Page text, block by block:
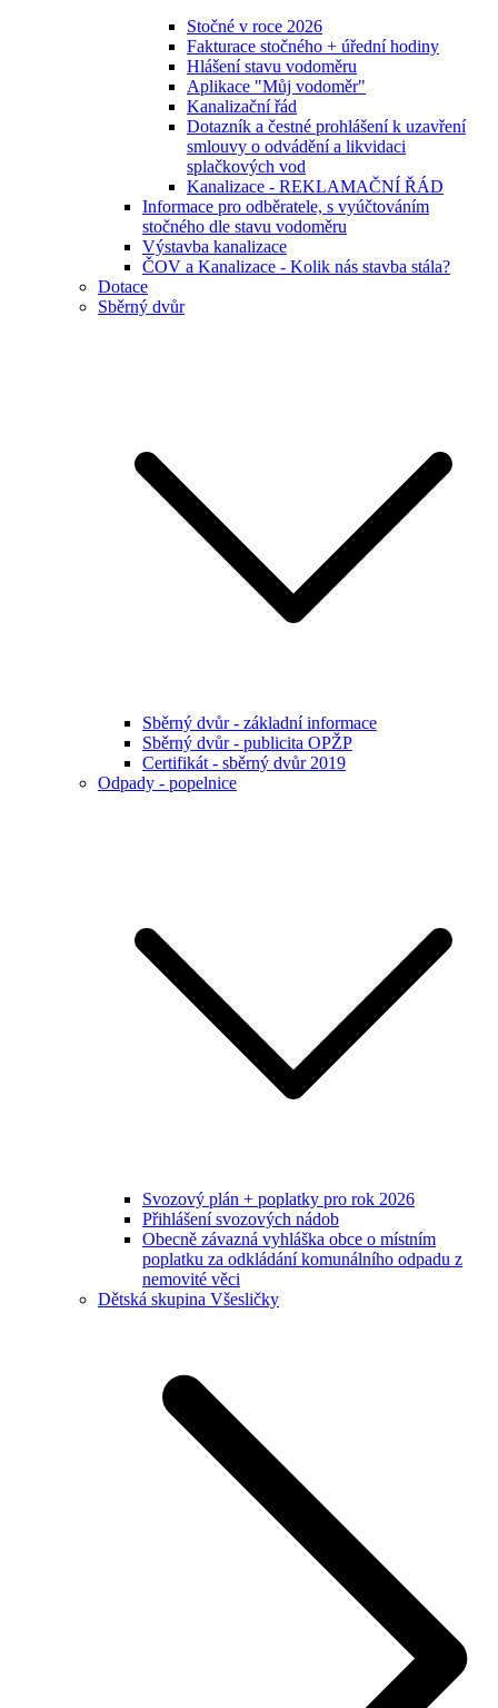
Stočné v roce 2026
Fakturace stočného + úřední hodiny
Hlášení stavu vodoměru
Aplikace "Můj vodoměr"
Kanalizační řád
Dotazník a čestné prohlášení k uzavření
smlouvy o odvádění a likvidaci
splačkových vod
Kanalizace - REKLAMAČNÍ ŘÁD
Informace pro odběratele, s vyúčtováním
stočného dle stavu vodoměru
Výstavba kanalizace
ČOV a Kanalizace - Kolik nás stavba stála?
Dotace
Sběrný dvůr
Sběrný dvůr - základní informace
Sběrný dvůr - publicita OPŽP
Certifikát - sběrný dvůr 2019
Odpady - popelnice
Svozový plán + poplatky pro rok 2026
Přihlášení svozových nádob
Obecně závazná vyhláška obce o místním
poplatku za odkládání komunálního odpadu z
nemovité věci
Dětská skupina Všesličky